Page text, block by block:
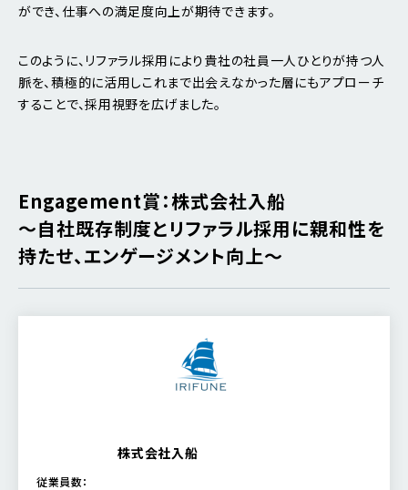
ができ、仕事への満足度向上が期待できます。
このように、リファラル採用により貴社の社員一人ひとりが持つ人
脈を、積極的に活用しこれまで出会えなかった層にもアプローチ
することで、採用視野を広げました。
Engagement賞：株式会社入船
～自社既存制度とリファラル採用に親和性を
持たせ、エンゲージメント向上～
株式会社入船
従業員数：